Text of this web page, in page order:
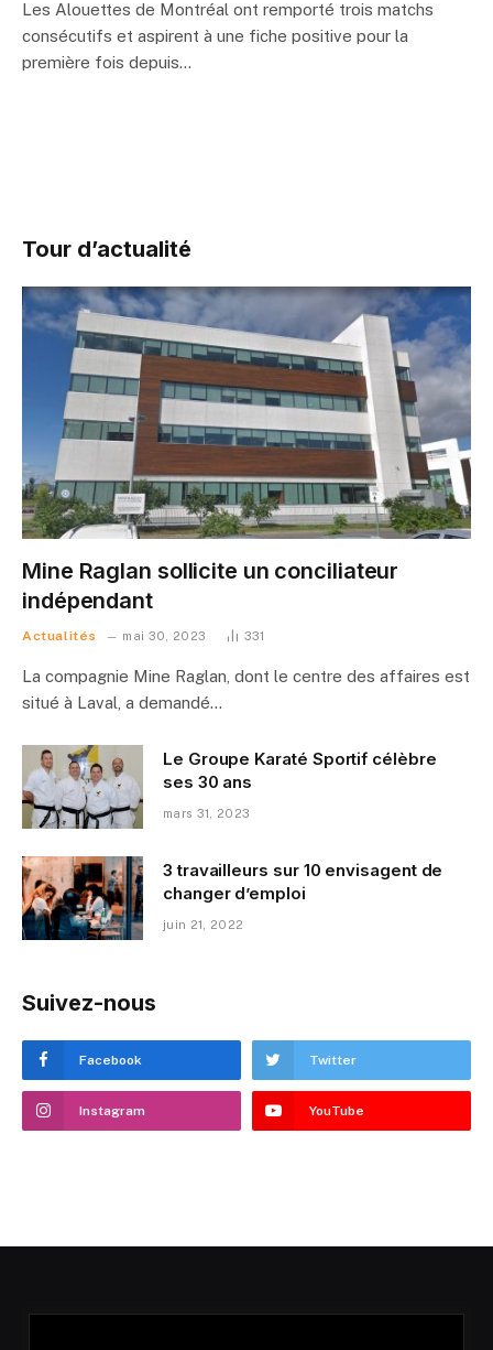
Les Alouettes de Montréal ont remporté trois matchs
consécutifs et aspirent à une fiche positive pour la
première fois depuis…
Tour d’actualité
Mine Raglan sollicite un conciliateur
indépendant
Actualités mai 30, 2023 331
La compagnie Mine Raglan, dont le centre des affaires est
situé à Laval, a demandé…
Le Groupe Karaté Sportif célèbre
ses 30 ans
mars 31, 2023
3 travailleurs sur 10 envisagent de
changer d’emploi
juin 21, 2022
Suivez-nous
Facebook Twitter
Instagram YouTube